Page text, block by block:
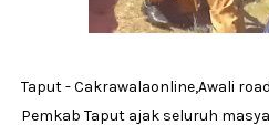
Taput - Cakrawalaonline,Awali
Pemkab Taput ajak seluruh